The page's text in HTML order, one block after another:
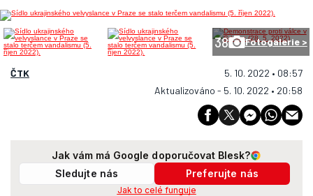
38 Fotogalerie >
ČTK
5. 10. 2022 • 08:57
Aktualizováno - 5. 10. 2022 • 20:58
Jak vám má Google doporučovat Blesk?
Sledujte nás
Preferujte nás
Jak to celé funguje